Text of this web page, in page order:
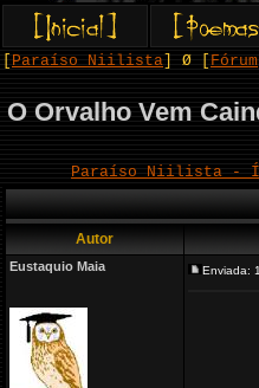
Paraíso Niilista ] Ø [ Fórum
O Orvalho Vem
Paraíso Niilista -
Autor
Eustaquio Maia Enviada: